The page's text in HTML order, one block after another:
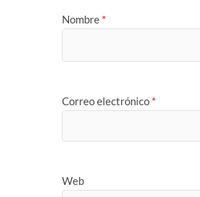
Nombre *
Correo electrónico *
Web